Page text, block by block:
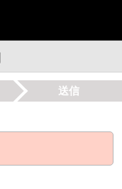
送信